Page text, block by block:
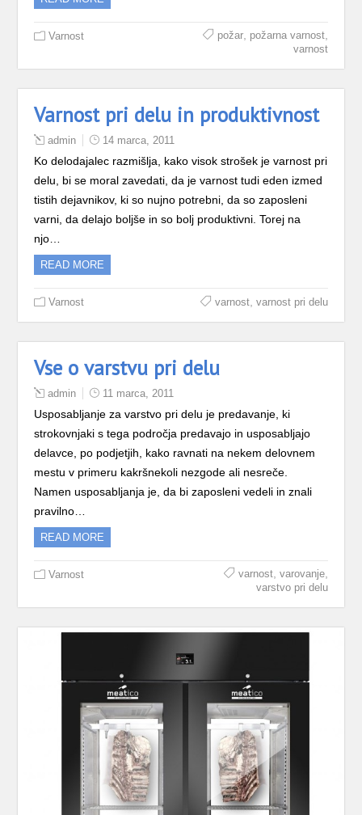
Varnost požar, požarna varnost,
varnost
Varnost pri delu in produktivnost
admin 14 marca, 2011
Ko delodajalec razmišlja, kako visok strošek je varnost pri
delu, bi se moral zavedati, da je varnost tudi eden izmed
tistih dejavnikov, ki so nujno potrebni, da so zaposleni
varni, da delajo boljše in so bolj produktivni. Torej na
njo…
READ MORE
Varnost varnost, varnost pri delu
Vse o varstvu pri delu
admin 11 marca, 2011
Usposabljanje za varstvo pri delu je predavanje, ki
strokovnjaki s tega področja predavajo in usposabljajo
delavce, po podjetjih, kako ravnati na nekem delovnem
mestu v primeru kakršnekoli nezgode ali nesreče.
Namen usposabljanja je, da bi zaposleni vedeli in znali
pravilno…
READ MORE
Varnost varnost, varovanje,
varstvo pri delu